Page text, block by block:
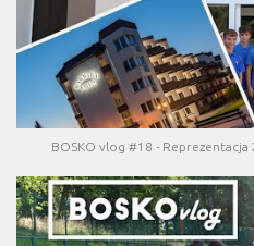
BOSKO vlog #18 -